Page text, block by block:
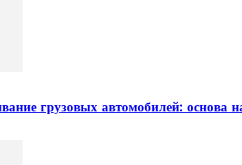
грузовых автомобилей: основа